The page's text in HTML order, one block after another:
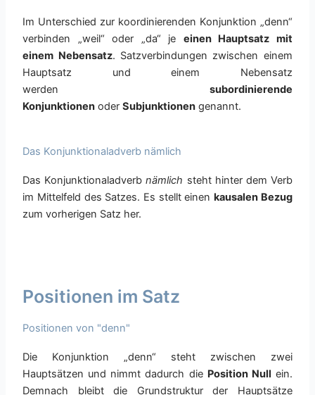
Im Unterschied zur koordinierenden Konjunktion „denn“
verbinden „weil“ oder „da“ je einen Hauptsatz mit
einem Nebensatz. Satzverbindungen zwischen einem
Hauptsatz und einem Nebensatz
werden subordinierende
Konjunktionen oderSubjunktionen genannt.
Das Konjunktionaladverb nämlich
Das Konjunktionaladverbnämlich steht hinter dem Verb
im Mittelfeld des Satzes. Es stellt einen kausalen Bezug
zum vorherigen Satz her.
Positionen im Satz
Positionen von "denn"
Die Konjunktion „denn“ steht zwischen zwei
Hauptsätzen und nimmt dadurch die Position Null ein.
Demnach bleibt die Grundstruktur der Hauptsätze